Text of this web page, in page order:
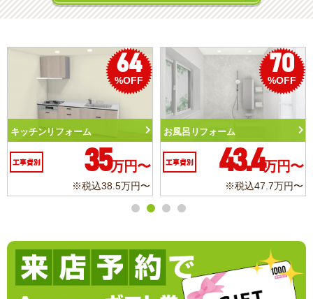
50
%OFF
トイレリフォーム
工事費別 10.3万円〜
※税込11.3万円〜
56
%OFF
洗面化粧台リフォーム
工事費別 6.2万円〜
※税込6.8万円〜